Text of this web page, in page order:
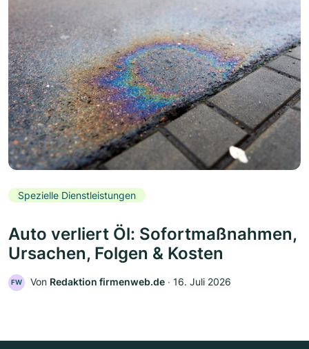
Spezielle Dienstleistungen
Auto verliert Öl: Sofortmaßnahmen,
Ursachen, Folgen & Kosten
FW Von Redaktion firmenweb.de ‧ 16. Juli 2026